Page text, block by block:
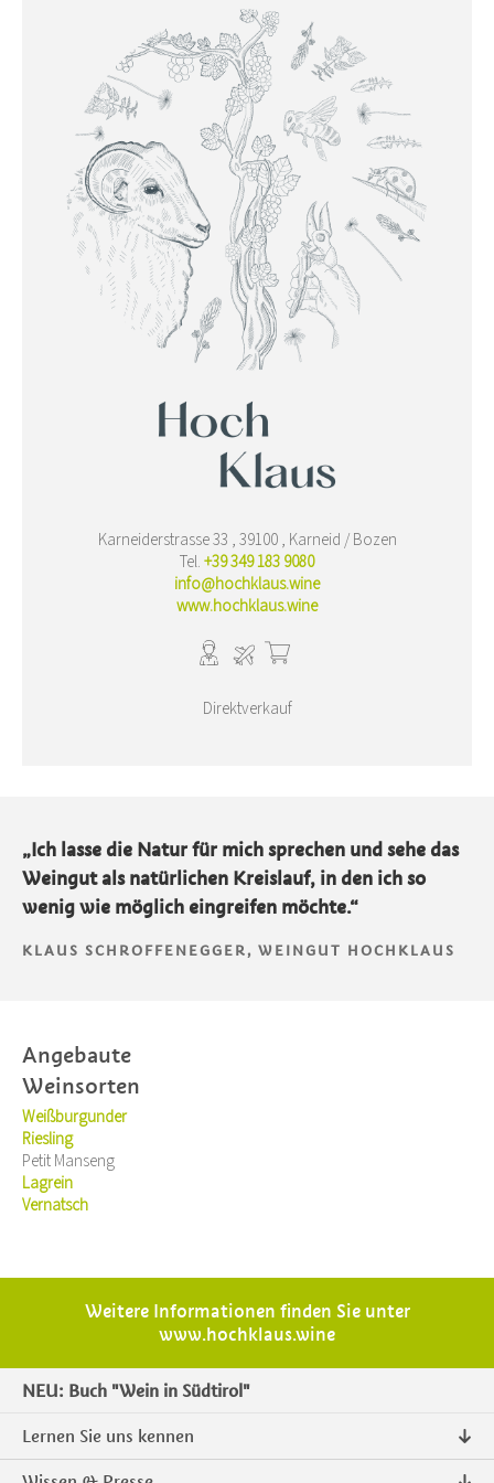
Karneiderstrasse 33 , 39100 , Karneid / Bozen
Tel.+39 349 183 9080
info@hochklaus.wine
www.hochklaus.wine
Direktverkauf
„Ich lasse die Natur für mich sprechen und sehe das
Weingut als natürlichen Kreislauf, in den ich so
wenig wie möglich eingreifen möchte.“
KLAUS SCHROFFENEGGER, WEINGUT HOCHKLAUS
Angebaute
Weinsorten
Weißburgunder
Riesling
Petit Manseng
Lagrein
Vernatsch
Weitere Informationen finden Sie unter
www.hochklaus.wine
NEU: Buch "Wein in Südtirol"
Lernen Sie uns kennen
Über uns